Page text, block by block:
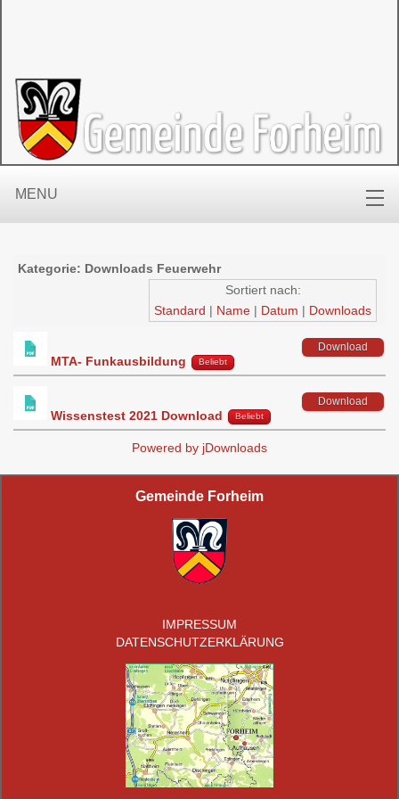
MENU
Kategorie: Downloads Feuerwehr
Sortiert nach:
Standard | Name | Datum | Downloads
MTA- Funkausbildung Beliebt
Download
Wissenstest 2021 Download Beliebt
Download
Powered by jDownloads
Gemeinde Forheim
IMPRESSUM
DATENSCHUTZERKLÄRUNG